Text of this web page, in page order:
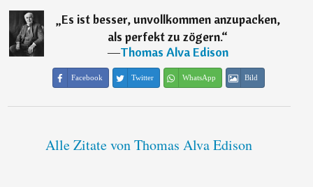
„Es ist besser, unvollkommen anzupacken,
als perfekt zu zögern.“
―Thomas Alva Edison
Facebook Twitter WhatsApp Bild
Alle Zitate von Thomas Alva Edison